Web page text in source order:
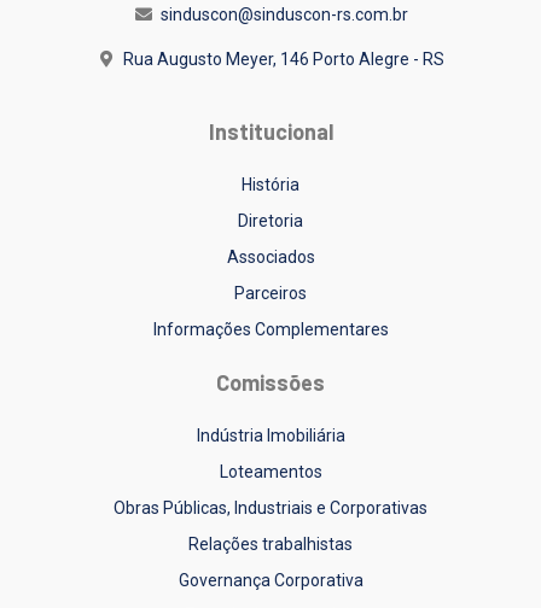
sinduscon@sinduscon-rs.com.br
Rua Augusto Meyer, 146 Porto Alegre - RS
Institucional
História
Diretoria
Associados
Parceiros
Informações Complementares
Comissões
Indústria Imobiliária
Loteamentos
Obras Públicas, Industriais e Corporativas
Relações trabalhistas
Governança Corporativa